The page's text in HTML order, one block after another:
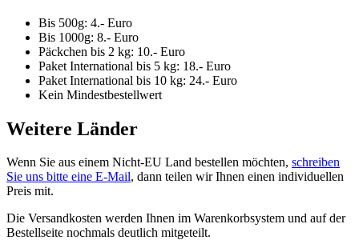
Bis 500g: 4.- Euro
Bis 1000g: 8.- Euro
Päckchen bis 2 kg: 10.- Euro
Paket International bis 5 kg: 18.- Euro
Paket International bis 10 kg: 24.- Euro
Kein Mindestbestellwert
Weitere Länder
Wenn Sie aus einem Nicht-EU Land bestellen möchten, schreiben
Sie uns bitte eine E-Mail, dann teilen wir Ihnen einen individuellen
Preis mit.
Die Versandkosten werden Ihnen im Warenkorbsystem und auf der
Bestellseite nochmals deutlich mitgeteilt.